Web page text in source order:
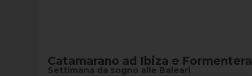
Catamarano ad Ibiza e Formentera
Settimana da sogno alle Baleari